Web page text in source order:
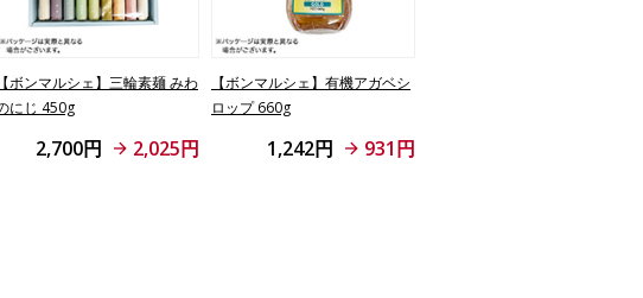
【ボンマルシェ】三輪素麺 みわ
にじ 450g
2,700円 2,025円
【ボンマルシェ】有機アガベシ
ロップ 660g
1,242円 931円